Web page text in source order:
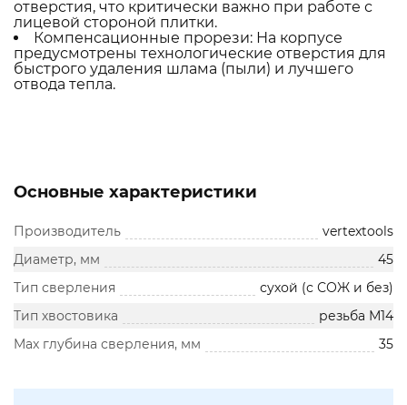
отверстия, что критически важно при работе с
лицевой стороной плитки.
Компенсационные прорези: На корпусе
предусмотрены технологические отверстия для
быстрого удаления шлама (пыли) и лучшего
отвода тепла.
Основные характеристики
Производитель
vertextools
Диаметр, мм
45
Тип сверления
сухой (с СОЖ и без)
Тип хвостовика
резьба М14
Max глубина сверления, мм
35